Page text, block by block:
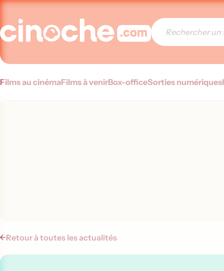
Films au cinémaFilms à venirBox-officeSorties numériques
Retour à toutes les actualités